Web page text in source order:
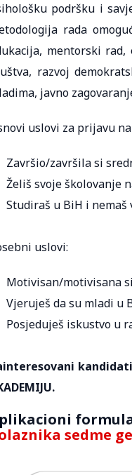
podršku i
rada
mentorski
razvoj
javno
uslovi za prijavu
Završio/završila si
Želiš svoje školovanje
Studiraš u BiH i nemaš
uslovi:
Motivisan/motivisana
Vjeruješ da su mladi u
Posjeduješ iskustvo u
sedme